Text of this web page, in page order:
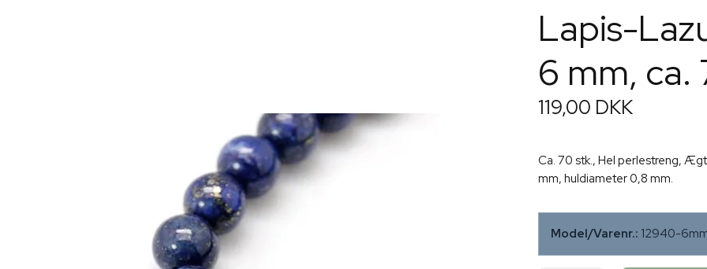
Lapis-
6 mm, ca.
119,00 DKK
Ca. 70 stk., Hel perlestreng,
mm, huldiameter 0,8 mm.
Model/Varenr.: 12940-